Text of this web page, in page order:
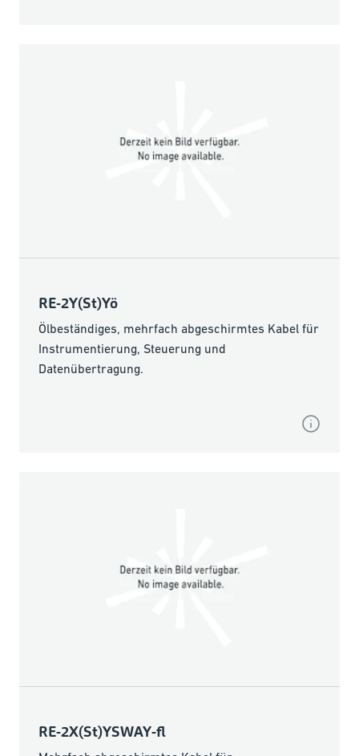
RE-2Y(St)Yö
Ölbeständiges, mehrfach abgeschirmtes Kabel für
Instrumentierung, Steuerung und
Datenübertragung.
RE-2X(St)YSWAY-fl